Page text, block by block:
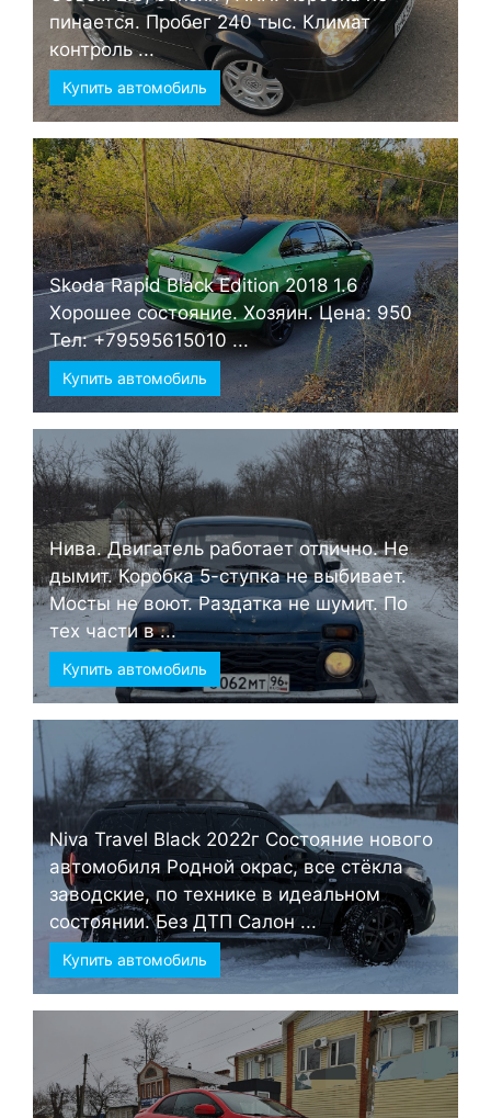
пинается. Пробег 240 тыс. Климат
контроль ...
Купить автомобиль
Skoda Rapid Black Edition 2018 1.6
Хорошее состояние. Хозяин. Цена: 950
Тел: +79595615010 ...
Купить автомобиль
Нива. Двигатель работает отлично. Не
дымит. Коробка 5-ступка не выбивает.
Мосты не воют. Раздатка не шумит. По
тех части в ...
Купить автомобиль
Niva Travel Black 2022г Состояние нового
автомобиля Родной окрас, все стёкла
заводские, по технике в идеальном
состоянии. Без ДТП Салон ...
Купить автомобиль